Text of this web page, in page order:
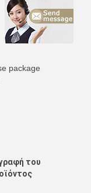
package
του